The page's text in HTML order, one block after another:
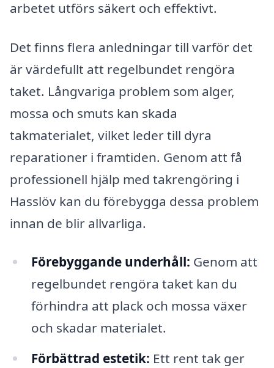
arbetet utförs säkert och effektivt.
Det finns flera anledningar till varför det
är värdefullt att regelbundet rengöra
taket. Långvariga problem som alger,
mossa och smuts kan skada
takmaterialet, vilket leder till dyra
reparationer i framtiden. Genom att få
professionell hjälp med takrengöring i
Hasslöv kan du förebygga dessa problem
innan de blir allvarliga.
Förebyggande underhåll: Genom att
regelbundet rengöra taket kan du
förhindra att plack och mossa växer
och skadar materialet.
Förbättrad estetik: Ett rent tak ger